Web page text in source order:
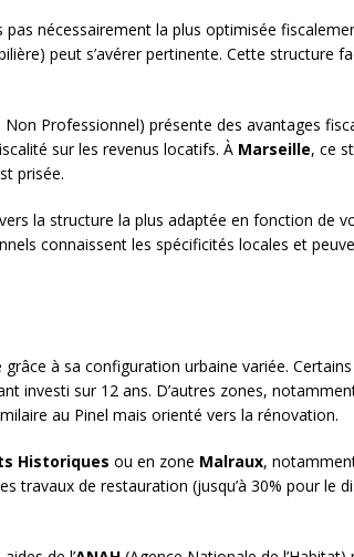
nécessairement la plus optimisée
peut s’avérer pertinente. Cette structure
Non Professionnel) présente des avantages
sur les revenus locatifs. À Marseille, ce
prisée.
la structure la plus adaptée en fonction de
connaissent les spécificités locales et
à sa configuration urbaine variée.
investi sur 12 ans. D’autres zones,
au Pinel mais orienté vers la rénovation.
Historiques ou en zone Malraux,
travaux de restauration (jusqu’à 30% pour le